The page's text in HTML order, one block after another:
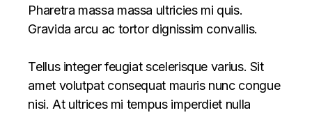
Pharetra massa massa ultricies mi quis.
Gravida arcu ac tortor dignissim convallis.
Tellus integer feugiat scelerisque varius. Sit
amet volutpat consequat mauris nunc congue
nisi. At ultrices mi tempus imperdiet nulla